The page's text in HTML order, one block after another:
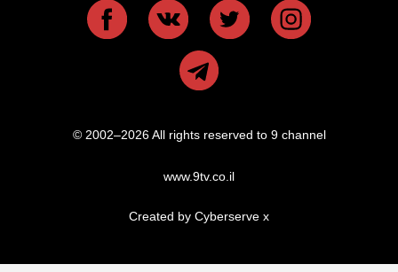
© 2002–2026 All rights reserved to 9 channel
www.9tv.co.il
Created by Cyberserve x